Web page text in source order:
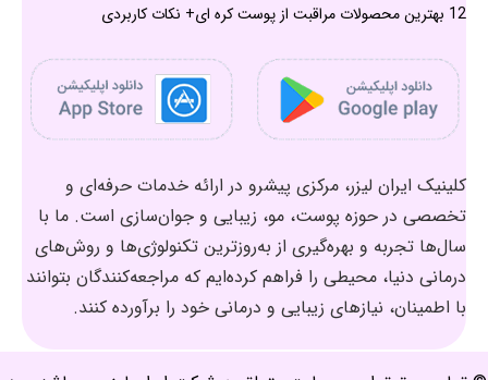
12 بهترین محصولات مراقبت از پوست کره ای+ نکات کاربردی
کلینیک ایران لیزر، مرکزی پیشرو در ارائه خدمات حرفه‌ای و
تخصصی در حوزه پوست، مو، زیبایی و جوان‌سازی است. ما با
سال‌ها تجربه و بهره‌گیری از به‌روزترین تکنولوژی‌ها و روش‌های
درمانی دنیا، محیطی را فراهم کرده‌ایم که مراجعه‌کنندگان بتوانند
با اطمینان، نیازهای زیبایی و درمانی خود را برآورده کنند.